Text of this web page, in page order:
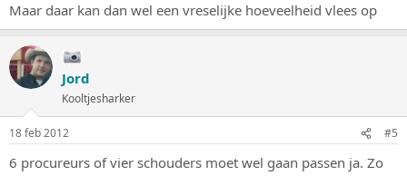
Maar daar kan dan wel een vreselijke hoeveelheid vlees op
Jord
Kooltjesharker
18 feb 2012 #5
6 procureurs of vier schouders moet wel gaan passen ja. Zo